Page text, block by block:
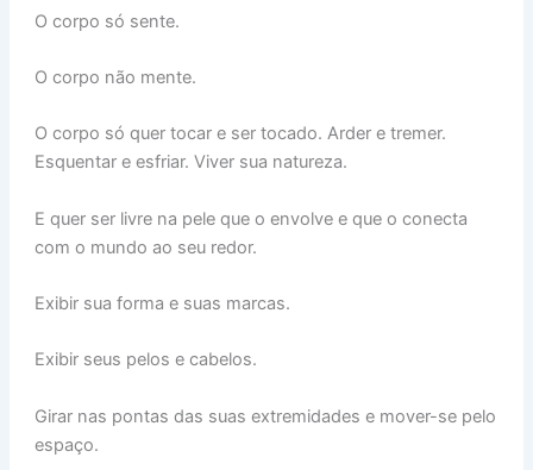
O corpo só sente.
O corpo não mente.
O corpo só quer tocar e ser tocado. Arder e tremer.
Esquentar e esfriar. Viver sua natureza.
E quer ser livre na pele que o envolve e que o conecta
com o mundo ao seu redor.
Exibir sua forma e suas marcas.
Exibir seus pelos e cabelos.
Girar nas pontas das suas extremidades e mover-se pelo
espaço.